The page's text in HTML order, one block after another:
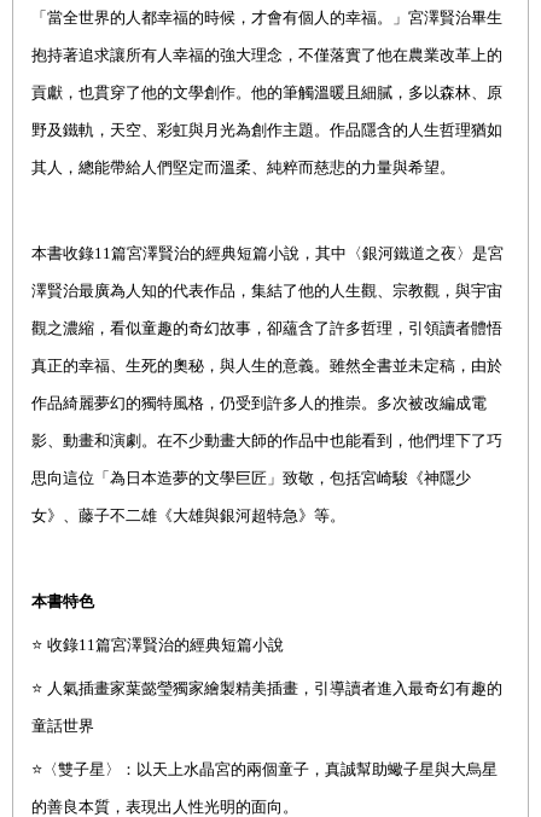
「當全世界的人都幸福的時候，才會有個人的幸福。」宮澤賢治畢生
抱持著追求讓所有人幸福的強大理念，不僅落實了他在農業改革上的
貢獻，也貫穿了他的文學創作。他的筆觸溫暖且細膩，多以森林、原
野及鐵軌，天空、彩虹與月光為創作主題。作品隱含的人生哲理猶如
其人，總能帶給人們堅定而溫柔、純粹而慈悲的力量與希望。
本書收錄11 篇宮澤賢治的經典短篇小說，其中〈銀河鐵道之夜〉是宮
澤賢治最廣為人知的代表作品，集結了他的人生觀、宗教觀，與宇宙
觀之濃縮，看似童趣的奇幻故事，卻蘊含了許多哲理，引領讀者體悟
真正的幸福、生死的奧秘，與人生的意義。雖然全書並未定稿，由於
作品綺麗夢幻的獨特風格，仍受到許多人的推崇。多次被改編成電
影、動畫和演劇。在不少動畫大師的作品中也能看到，他們埋下了巧
思向這位「為日本造夢的文學巨匠」致敬，包括宮崎駿《神隱少
女》、藤子不二雄《大雄與銀河超特急》等。
本書特色
⭐ 收錄11 篇宮澤賢治的經典短篇小說
⭐ 人氣插畫家葉懿瑩獨家繪製精美插畫，引導讀者進入最奇幻有趣的
童話世界
⭐ 〈雙子星〉：以天上水晶宮的兩個童子，真誠幫助蠍子星與大烏星
的善良本質，表現出人性光明的面向。